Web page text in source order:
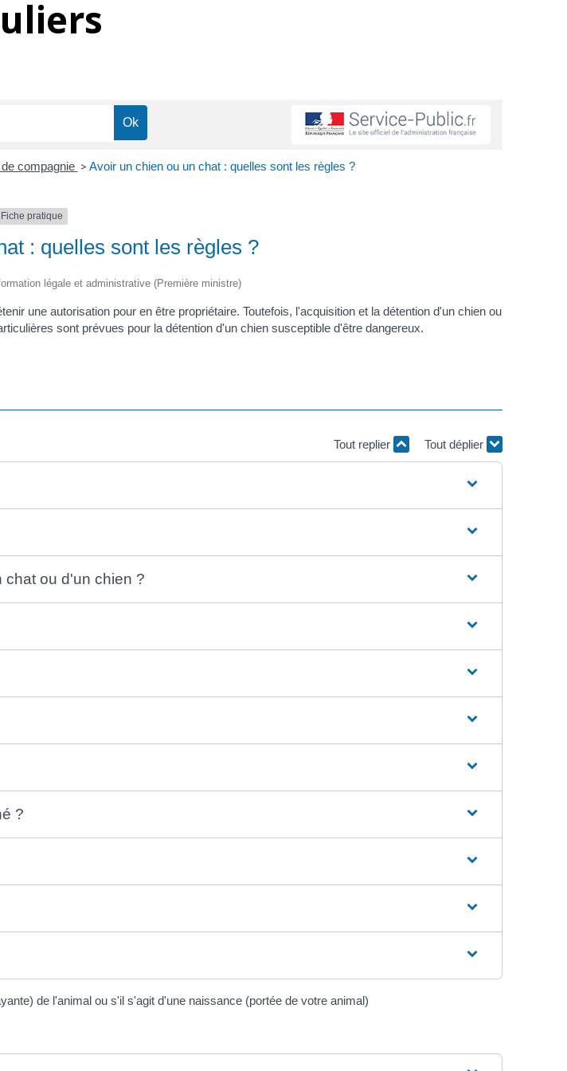
compagnie > Avoir un chien ou un chat : quelles sont les règles ?
Fiche pratique
: quelles sont les règles ?
légale et administrative (Première ministre)
une autorisation pour en être propriétaire. Toutefois, l'acquisition et la détention d'un chien ou
sont prévues pour la détention d'un chien susceptible d'être dangereux.
Tout replier Tout déplier
chat ou d'un chien ?
?
de l'animal ou s'il s'agit d'une naissance (portée de votre animal)